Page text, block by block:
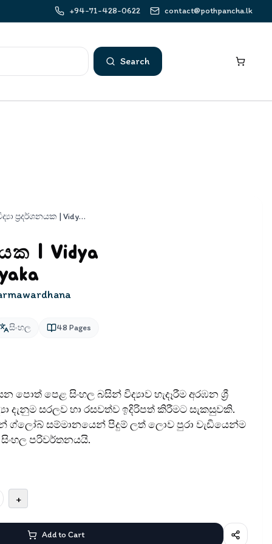
+94-71-428-0622 contact@pothpancha.lk
Search
විද්‍යා ප්‍රදර්ශනයක | Vidya Pradarshanayaka
| Vidya
සිංහල 48 Pages
පොත් පෙළ සිංහල බසින් විද්‍යාව හැදෑරීම අරඹන ශ්‍රී
දැනුම සරලව හා රසවත්ව ඉදිරිපත් කිරීමට සැකසුවකි.
ග්ලෝබ් සම්මානයෙන් පිදුම් ලත් ලොව පුරා වැඩියෙන්ම
පරිවර්තනයයි.
+
Add to Cart